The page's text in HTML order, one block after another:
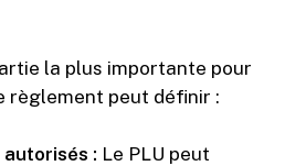
la plus importante pour
règlement peut définir :
: Le PLU peut